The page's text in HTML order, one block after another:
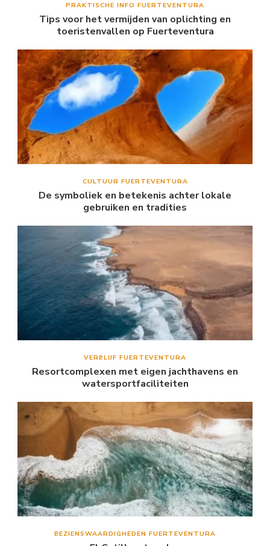
PRAKTISCHE INFO FUERTEVENTURA
Tips voor het vermijden van oplichting en
toeristenvallen op Fuerteventura
CULTUUR FUERTEVENTURA
De symboliek en betekenis achter lokale
gebruiken en tradities
VERBLIJF FUERTEVENTURA
Resortcomplexen met eigen jachthavens en
watersportfaciliteiten
BEZIENSWAARDIGHEDEN FUERTEVENTURA